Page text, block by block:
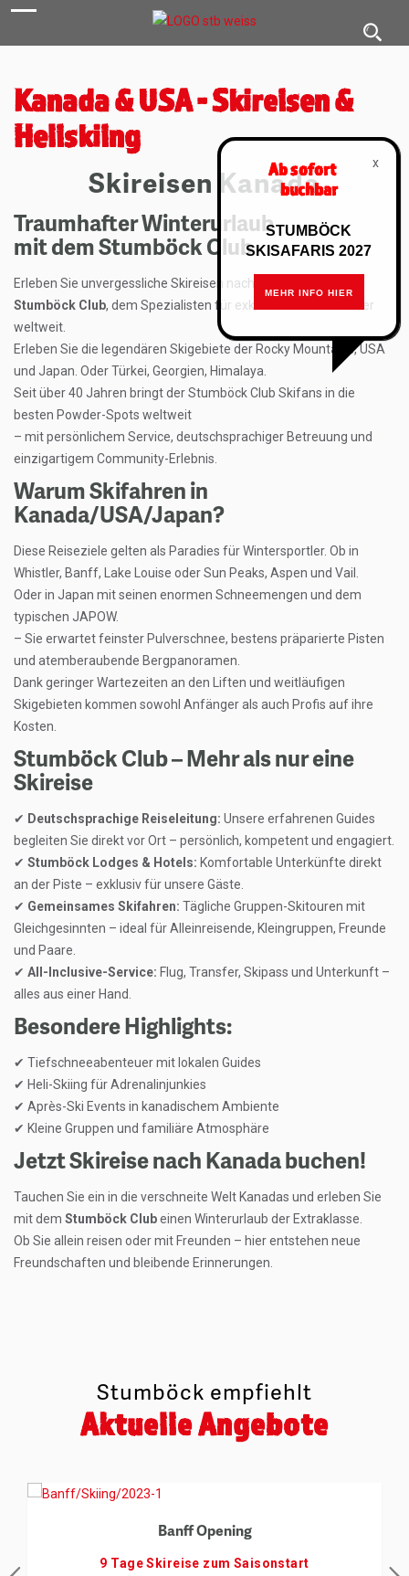
Kanada & USA - Skireisen &
Heliskiing
Skireisen Kanada
Traumhafter Winterurlaub
mit dem Stumböck Club
Erleben Sie unvergessliche Skireisen nach Kanada mit dem
Stumböck Club, dem Spezialisten für exklusive Ski-Abenteuer
weltweit.
Erleben Sie die legendären Skigebiete der Rocky Mountains, USA
und Japan. Oder Türkei, Georgien, Himalaya.
Seit über 40 Jahren bringt der Stumböck Club Skifans in die
besten Powder-Spots weltweit
– mit persönlichem Service, deutschsprachiger Betreuung und
einzigartigem Community-Erlebnis.
Warum Skifahren in
Kanada/USA/Japan?
Diese Reiseziele gelten als Paradies für Wintersportler. Ob in
Whistler, Banff, Lake Louise oder Sun Peaks, Aspen und Vail.
Oder in Japan mit seinen enormen Schneemengen und dem
typischen JAPOW.
– Sie erwartet feinster Pulverschnee, bestens präparierte Pisten
und atemberaubende Bergpanoramen.
Dank geringer Wartezeiten an den Liften und weitläufigen
Skigebieten kommen sowohl Anfänger als auch Profis auf ihre
Kosten.
Stumböck Club – Mehr als nur eine
Skireise
✔ Deutschsprachige Reiseleitung: Unsere erfahrenen Guides
begleiten Sie direkt vor Ort – persönlich, kompetent und engagiert.
✔ Stumböck Lodges & Hotels: Komfortable Unterkünfte direkt
an der Piste – exklusiv für unsere Gäste.
✔ Gemeinsames Skifahren: Tägliche Gruppen-Skitouren mit
Gleichgesinnten – ideal für Alleinreisende, Kleingruppen, Freunde
und Paare.
✔ All-Inclusive-Service: Flug, Transfer, Skipass und Unterkunft –
alles aus einer Hand.
Besondere Highlights:
✔ Tiefschneeabenteuer mit lokalen Guides
✔ Heli-Skiing für Adrenalinjunkies
✔ Après-Ski Events in kanadischem Ambiente
✔ Kleine Gruppen und familiäre Atmosphäre
Jetzt Skireise nach Kanada buchen!
Tauchen Sie ein in die verschneite Welt Kanadas und erleben Sie
mit dem Stumböck Clubeinen Winterurlaub der Extraklasse.
Ob Sie allein reisen oder mit Freunden – hier entstehen neue
Freundschaften und bleibende Erinnerungen.
Stumböck empfiehlt
Aktuelle Angebote
Banff Opening
9 Tage Skireise zum Saisonstart
x
Ab sofort
buchbar
STUMBÖCK
SKISAFARIS 2027
MEHR INFO HIER